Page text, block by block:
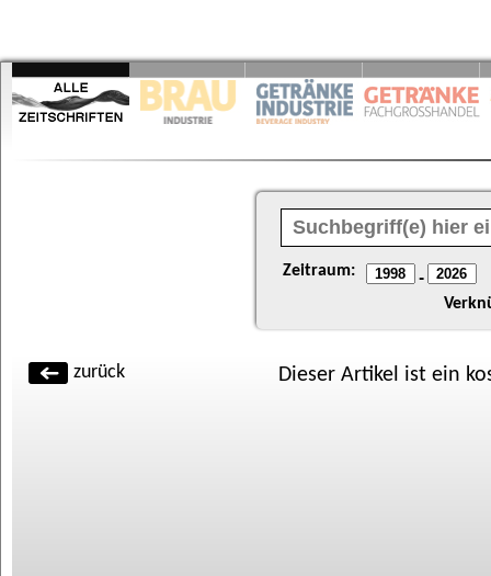
Zeitraum: -
zurück Dieser Artikel ist ein